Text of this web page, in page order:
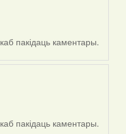
каб пакідаць каментары.
каб пакідаць каментары.